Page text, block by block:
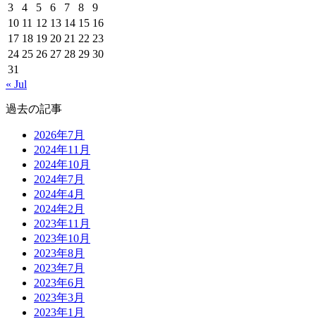
3
4 5 6 7 8
9
10 11 12 13 14 15 16
17 18 19 20 21 22 23
24 25 26 27 28 29 30
31
« Jul
過去の記事
2026年7月
2024年11月
2024年10月
2024年7月
2024年4月
2024年2月
2023年11月
2023年10月
2023年8月
2023年7月
2023年6月
2023年3月
2023年1月